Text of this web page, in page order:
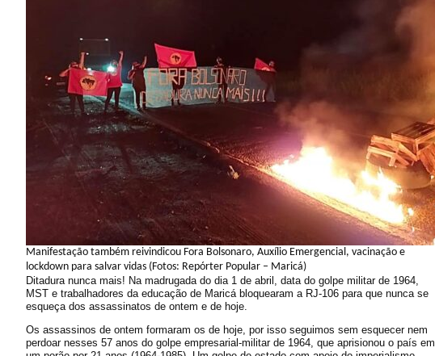
Manifestação também reivindicou Fora Bolsonaro, Auxílio Emergencial, vacinação e
lockdown para salvar vidas (Fotos: Repórter Popular – Maricá)
Ditadura nunca mais! Na madrugada do dia 1 de abril, data do golpe militar de 1964,
MST e trabalhadores da educação de Maricá bloquearam a RJ-106 para que nunca se
esqueça dos assassinatos de ontem e de hoje.
Os assassinos de ontem formaram os de hoje, por isso seguimos sem esquecer nem
perdoar nesses 57 anos do golpe empresarial-militar de 1964, que aprisionou o país em